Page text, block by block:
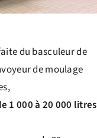
du basculeur de
de moulage
1 000 à 20 000 litres